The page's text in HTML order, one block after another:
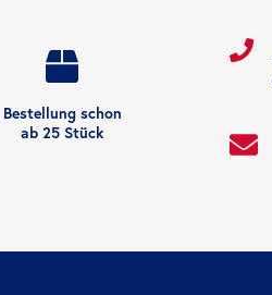
Bestellung schon
ab 25 Stück